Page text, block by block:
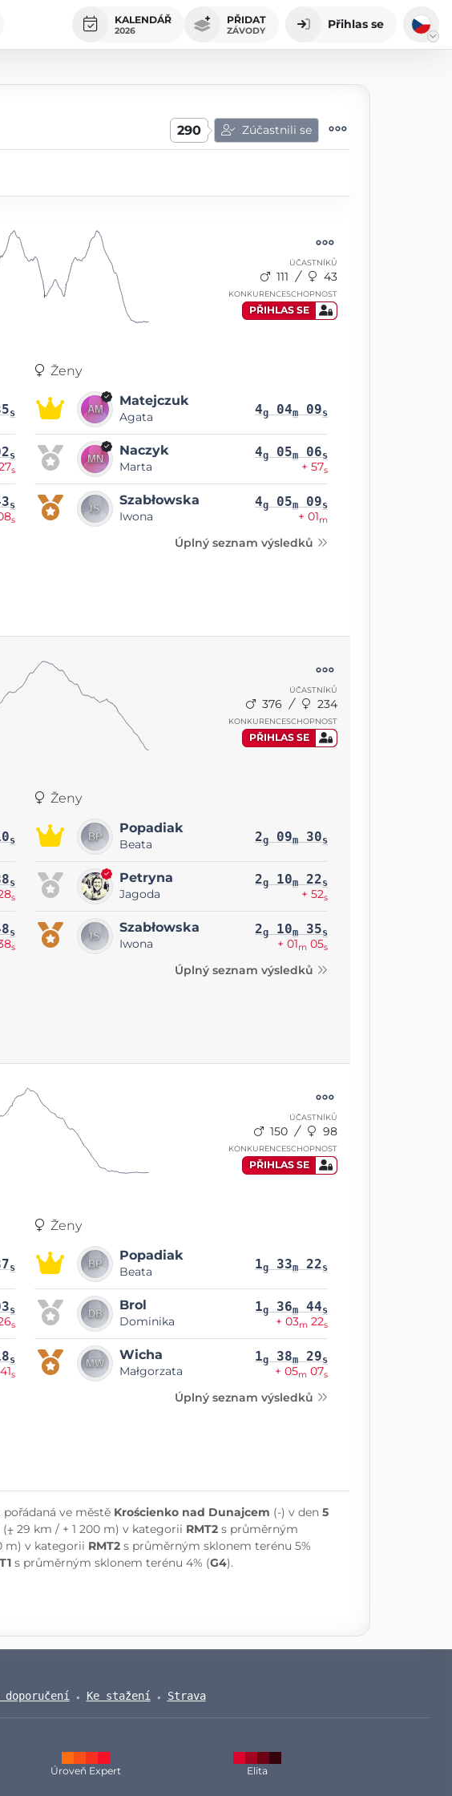
KALENDÁŘ
2026
PŘIDAT
ZÁVODY Přihlas se
290 Zúčastnili se
ÚČASTNÍKŮ
111 43
KONKURENCESCHOPNOST
PŘIHLAS SE
s
s
s
s
s
Ženy
Matejczuk
Agata 4g 04m 09s
Naczyk
Marta
4g 05m 06s
+ 57s
Szabłowska
Iwona
4g 05m 09s
+ 01m
Úplný seznam výsledků
ÚČASTNÍKŮ
376 234
KONKURENCESCHOPNOST
PŘIHLAS SE
s
s
s
s
s
Ženy
Popadiak
Beata 2g 09m 30s
Petryna
Jagoda
2g 10m 22s
+ 52s
Szabłowska
Iwona
2g 10m 35s
+ 01m 05s
Úplný seznam výsledků
ÚČASTNÍKŮ
150 98
KONKURENCESCHOPNOST
PŘIHLAS SE
s
s
s
s
41s
Ženy
Popadiak
Beata 1g 33m 22s
Brol
Dominika
1g 36m 44s
+ 03m 22s
Wicha
Małgorzata
1g 38m 29s
+ 05m 07s
Úplný seznam výsledků
pořádaná ve městě Krościenko nad Dunajcem (-) v den 5
(⨦ 29 km / + 1 200 m) v kategorii RMT2s průměrným
m) v kategorii RMT2s průměrným sklonem terénu 5%
s průměrným sklonem terénu 4% (G4).
doporučení Ke stažení Strava
Úroveň Expert Elita